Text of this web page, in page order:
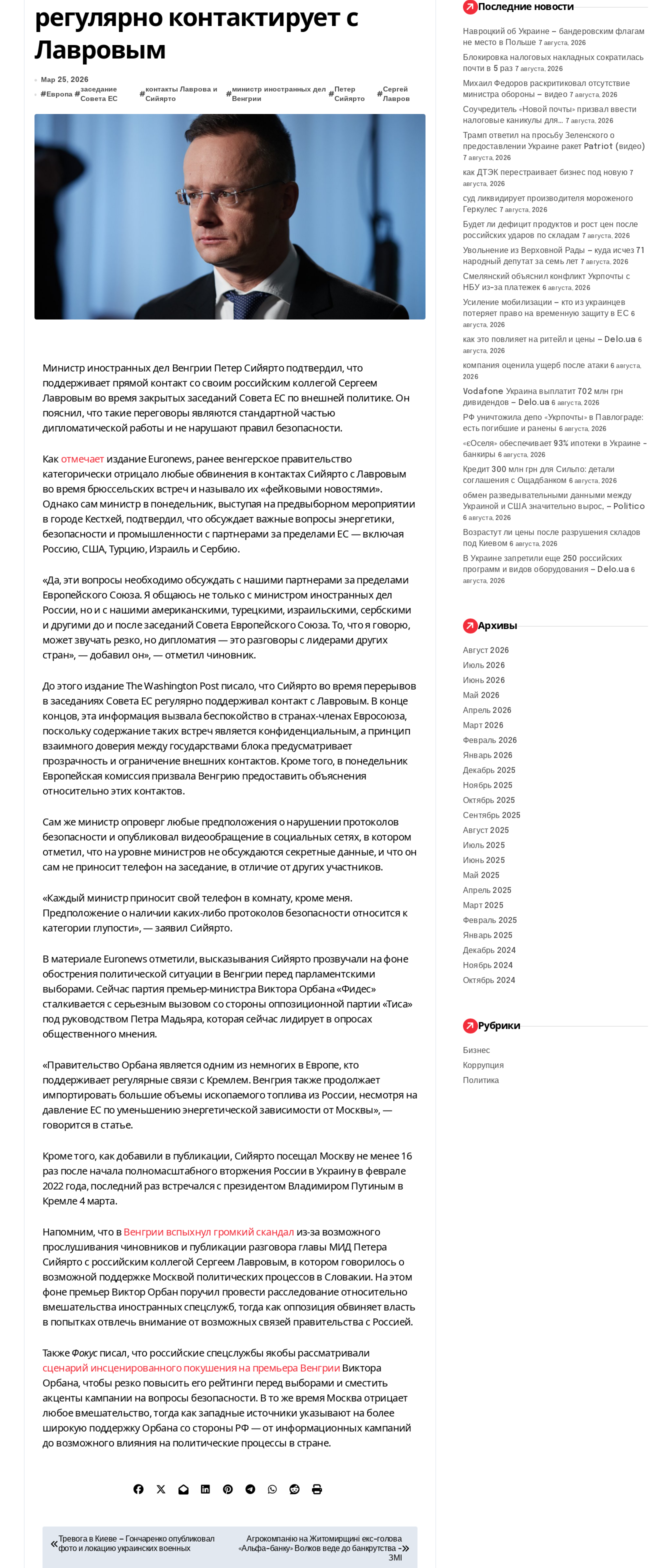
регулярно контактирует с
Лавровым
Мар 25, 2026
#Европа #
заседание
Совета ЕС
#
контакты Лаврова и
Сийярто
#
министр иностранных дел
Венгрии
#
Петер
Сийярто
#
Сергей
Лавров
Министр иностранных дел Венгрии Петер Сийярто подтвердил, что
поддерживает прямой контакт со своим российским коллегой Сергеем
Лавровым во время закрытых заседаний Совета ЕС по внешней политике. Он
пояснил, что такие переговоры являются стандартной частью
дипломатической работы и не нарушают правил безопасности.
Как отмечает издание Euronews, ранее венгерское правительство
категорически отрицало любые обвинения в контактах Сийярто с Лавровым
во время брюссельских встреч и называло их «фейковыми новостями».
Однако сам министр в понедельник, выступая на предвыборном мероприятии
в городе Кестхей, подтвердил, что обсуждает важные вопросы энергетики,
безопасности и промышленности с партнерами за пределами ЕС — включая
Россию, США, Турцию, Израиль и Сербию.
«Да, эти вопросы необходимо обсуждать с нашими партнерами за пределами
Европейского Союза. Я общаюсь не только с министром иностранных дел
России, но и с нашими американскими, турецкими, израильскими, сербскими
и другими до и после заседаний Совета Европейского Союза. То, что я говорю,
может звучать резко, но дипломатия — это разговоры с лидерами других
стран», — добавил он», — отметил чиновник.
До этого издание The Washington Post писало, что Сийярто во время перерывов
в заседаниях Совета ЕС регулярно поддерживал контакт с Лавровым. В конце
концов, эта информация вызвала беспокойство в странах-членах Евросоюза,
поскольку содержание таких встреч является конфиденциальным, а принцип
взаимного доверия между государствами блока предусматривает
прозрачность и ограничение внешних контактов. Кроме того, в понедельник
Европейская комиссия призвала Венгрию предоставить объяснения
относительно этих контактов.
Сам же министр опроверг любые предположения о нарушении протоколов
безопасности и опубликовал видеообращение в социальных сетях, в котором
отметил, что на уровне министров не обсуждаются секретные данные, и что он
сам не приносит телефон на заседание, в отличие от других участников.
«Каждый министр приносит свой телефон в комнату, кроме меня.
Предположение о наличии каких-либо протоколов безопасности относится к
категории глупости», — заявил Сийярто.
В материале Euronews отметили, высказывания Сийярто прозвучали на фоне
обострения политической ситуации в Венгрии перед парламентскими
выборами. Сейчас партия премьер-министра Виктора Орбана «Фидес»
сталкивается с серьезным вызовом со стороны оппозиционной партии «Тиса»
под руководством Петра Мадьяра, которая сейчас лидирует в опросах
общественного мнения.
«Правительство Орбана является одним из немногих в Европе, кто
поддерживает регулярные связи с Кремлем. Венгрия также продолжает
импортировать большие объемы ископаемого топлива из России, несмотря на
давление ЕС по уменьшению энергетической зависимости от Москвы», —
говорится в статье.
Кроме того, как добавили в публикации, Сийярто посещал Москву не менее 16
раз после начала полномасштабного вторжения России в Украину в феврале
2022 года, последний раз встречался с президентом Владимиром Путиным в
Кремле 4 марта.
Напомним, что в Венгрии вспыхнул громкий скандал из-за возможного
прослушивания чиновников и публикации разговора главы МИД Петера
Сийярто с российским коллегой Сергеем Лавровым, в котором говорилось о
возможной поддержке Москвой политических процессов в Словакии. На этом
фоне премьер Виктор Орбан поручил провести расследование относительно
вмешательства иностранных спецслужб, тогда как оппозиция обвиняет власть
в попытках отвлечь внимание от возможных связей правительства с Россией.
ТакжеФокусписал, что российские спецслужбы якобы рассматривали
сценарий инсценированного покушения на премьера Венгрии Виктора
Орбана, чтобы резко повысить его рейтинги перед выборами и сместить
акценты кампании на вопросы безопасности. В то же время Москва отрицает
любое вмешательство, тогда как западные источники указывают на более
широкую поддержку Орбана со стороны РФ — от информационных кампаний
до возможного влияния на политические процессы в стране.
Н Тревога в Киеве — Гончаренко опубликовал
фото и локацию украинских военных
Агрокомпанію на Житомирщині екс-голова
«Альфа-банку» Волков веде до банкрутства –
ЗМІ
:
Последние новости
Навроцкий об Украине — бандеровским флагам
не место в Польше 7 августа, 2026
Блокировка налоговых накладных сократилась
почти в 5 раз 7 августа, 2026
Михаил Федоров раскритиковал отсутствие
министра обороны — видео 7 августа, 2026
Соучредитель «Новой почты» призвал ввести
налоговые каникулы для… 7 августа, 2026
Трамп ответил на просьбу Зеленского о
предоставлении Украине ракет Patriot (видео)
7 августа, 2026
как ДТЭК перестраивает бизнес под новую 7
августа, 2026
суд ликвидирует производителя мороженого
Геркулес 7 августа, 2026
Будет ли дефицит продуктов и рост цен после
российских ударов по складам 7 августа, 2026
Увольнение из Верховной Рады — куда исчез 71
народный депутат за семь лет 7 августа, 2026
Смелянский объяснил конфликт Укрпочты с
НБУ из-за платежек 6 августа, 2026
Усиление мобилизации — кто из украинцев
потеряет право на временную защиту в ЕС 6
августа, 2026
как это повлияет на ритейл и цены — Delo.ua 6
августа, 2026
компания оценила ущерб после атаки 6 августа,
2026
Vodafone Украина выплатит 702 млн грн
дивидендов — Delo.ua 6 августа, 2026
РФ уничтожила депо «Укрпочты» в Павлограде:
есть погибшие и ранены 6 августа, 2026
«єОселя» обеспечивает 93% ипотеки в Украине –
банкиры 6 августа, 2026
Кредит 300 млн грн для Сильпо: детали
соглашения с Ощадбанком 6 августа, 2026
обмен разведывательными данными между
Украиной и США значительно вырос, — Politico
6 августа, 2026
Возрастут ли цены после разрушения складов
под Киевом 6 августа, 2026
В Украине запретили еще 250 российских
программ и видов оборудования — Delo.ua 6
августа, 2026
Архивы
Август 2026
Июль 2026
Июнь 2026
Май 2026
Апрель 2026
Март 2026
Февраль 2026
Январь 2026
Декабрь 2025
Ноябрь 2025
Октябрь 2025
Сентябрь 2025
Август 2025
Июль 2025
Июнь 2025
Май 2025
Апрель 2025
Март 2025
Февраль 2025
Январь 2025
Декабрь 2024
Ноябрь 2024
Октябрь 2024
Рубрики
Бизнес
Коррупция
Политика